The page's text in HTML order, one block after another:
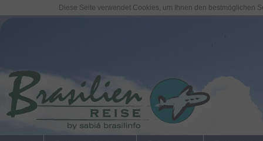
Diese Seite verwendet Cookies, um Ihnen den bestmöglichen